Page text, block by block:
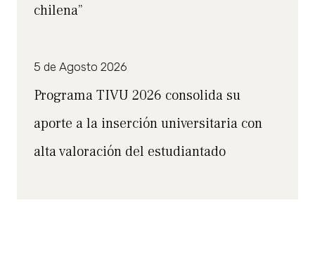
chilena”
5 de Agosto 2026
Programa TIVU 2026 consolida su
aporte a la inserción universitaria con
alta valoración del estudiantado